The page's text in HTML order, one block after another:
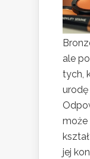
ale
tych,
urodę
może
jej